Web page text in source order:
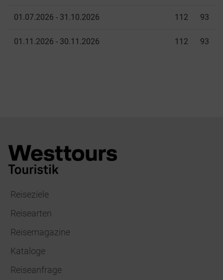
01.07.2026 - 31.10.2026 112 93
01.11.2026 - 30.11.2026 112 93
Reiseziele
Reisearten
Reisemagazine
Kataloge
Reiseanfrage